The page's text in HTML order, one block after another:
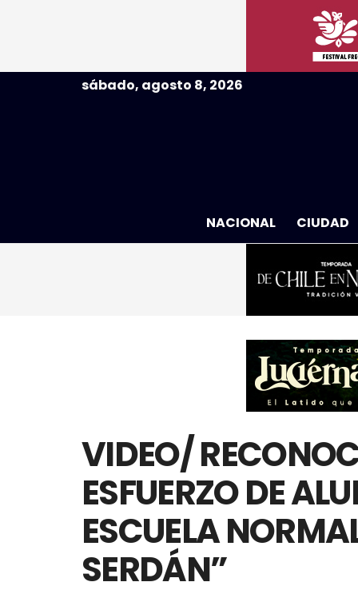
sábado, agosto 8, 2026
NACIONAL CIUDAD
VIDEO/
ESFUERZO DE
ESCUELA
SERDÁN”